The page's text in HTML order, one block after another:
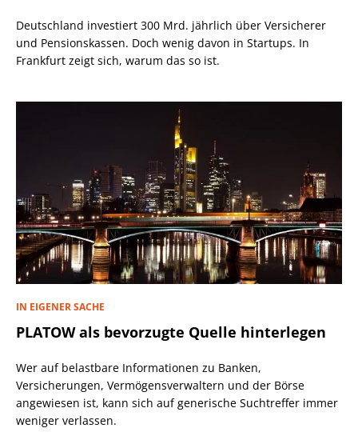
Deutschland investiert 300 Mrd. jährlich über Versicherer
und Pensionskassen. Doch wenig davon in Startups. In
Frankfurt zeigt sich, warum das so ist.
IN EIGENER SACHE
PLATOW als bevorzugte Quelle hinterlegen
Wer auf belastbare Informationen zu Banken,
Versicherungen, Vermögensverwaltern und der Börse
angewiesen ist, kann sich auf generische Suchtreffer immer
weniger verlassen.